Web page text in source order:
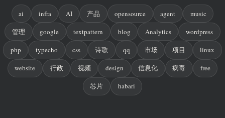
ai infra AI 产品 opensource agent music
管理 google textpattern blog Analytics wordpress
php typecho css 诗歌 qq 市场 项目 linux
website 行政 视频 design 信息化 病毒 free
芯片 habari